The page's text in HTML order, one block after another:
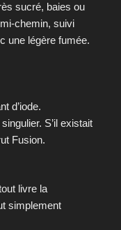
sucré, baies ou
chemin, suivi
une légère fumée.
d’iode.
S’il existait
Fusion.
livre la
simplement